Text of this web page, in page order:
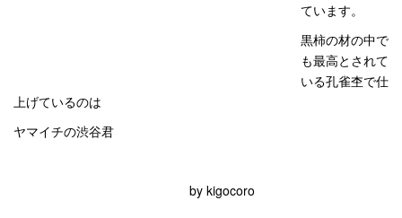
ています。
黒柿の材の中で
も最高とされて
いる孔雀杢で仕
上げているのは
ヤマイチの渋谷君
by kigocoro